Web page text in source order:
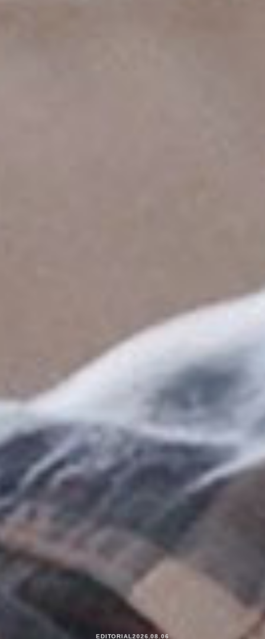
EDITORIAL2026.08.06